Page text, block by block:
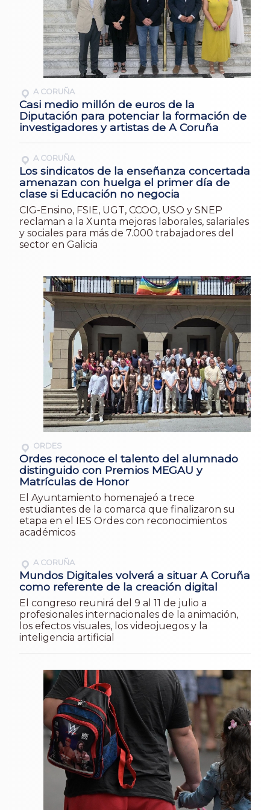
A CORUÑA
Casi medio millón de euros de la
Diputación para potenciar la formación de
investigadores y artistas de A Coruña
A CORUÑA
Los sindicatos de la enseñanza concertada
amenazan con huelga el primer día de
clase si Educación no negocia
CIG-Ensino, FSIE, UGT, CCOO, USO y SNEP
reclaman a la Xunta mejoras laborales, salariales
y sociales para más de 7.000 trabajadores del
sector en Galicia
ORDES
Ordes reconoce el talento del alumnado
distinguido con Premios MEGAU y
Matrículas de Honor
El Ayuntamiento homenajeó a trece
estudiantes de la comarca que finalizaron su
etapa en el IES Ordes con reconocimientos
académicos
A CORUÑA
Mundos Digitales volverá a situar A Coruña
como referente de la creación digital
El congreso reunirá del 9 al 11 de julio a
profesionales internacionales de la animación,
los efectos visuales, los videojuegos y la
inteligencia artificial